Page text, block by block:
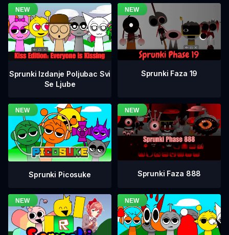
Sprunki Izdanje Poljubac Svi
Se Ljube
Sprunki Faza 19
Sprunki Picosuke Sprunki Faza 888